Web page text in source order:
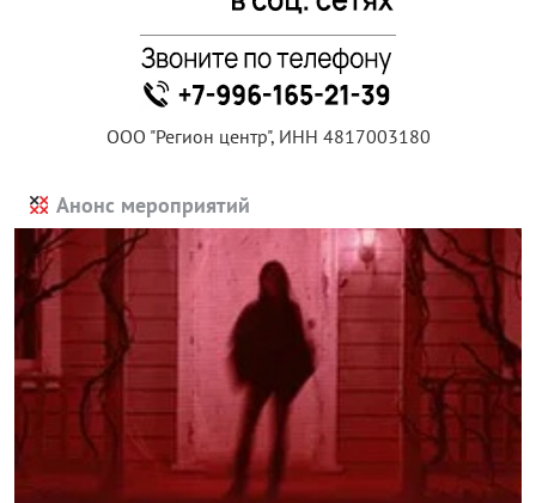
ООО "Регион центр", ИНН 4817003180
Анонс мероприятий